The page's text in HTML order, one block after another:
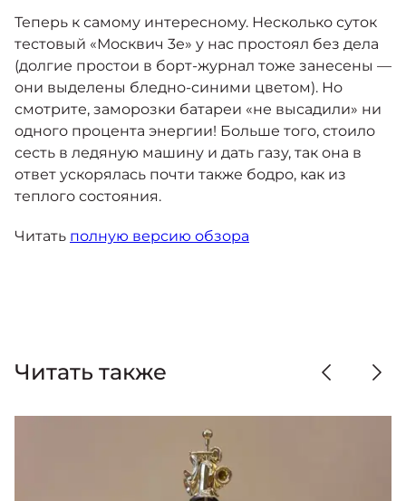
Теперь к самому интересному. Несколько суток
тестовый «Москвич 3е» у нас простоял без дела
(долгие простои в борт-журнал тоже занесены —
они выделены бледно-синими цветом). Но
смотрите, заморозки батареи «не высадили» ни
одного процента энергии! Больше того, стоило
сесть в ледяную машину и дать газу, так она в
ответ ускорялась почти также бодро, как из
теплого состояния.
Читать полную версию обзора
Читать также